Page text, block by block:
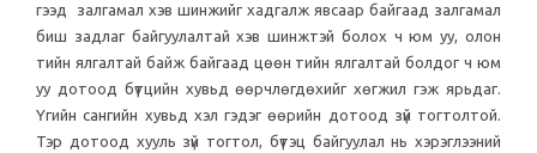
гээд залгамал хэв шинжийг хадгалж явсаар байгаад залгамал
биш задлаг байгуулалтай хэв шинжтэй болох ч юм уу, олон
тийн ялгалтай байж байгаад цөөн тийн ялгалтай болдог ч юм
уу дотоод бүтцийн хувьд өөрчлөгдөхийг хөгжил гэж ярьдаг.
Үгийн сангийн хувьд хэл гэдэг өөрийн дотоод зүй тогтолтой.
Тэр дотоод хууль зүй тогтол, бүтэц байгуулал нь хэрэглээний